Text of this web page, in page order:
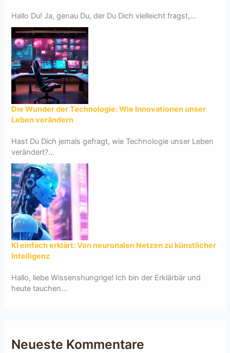
Hallo Du! Ja, genau Du, der Du Dich vielleicht fragst,...
Die Wunder der Technologie: Wie Innovationen unser
Leben verändern
Hast Du Dich jemals gefragt, wie Technologie unser Leben
verändert?...
KI einfach erklärt: Von neuronalen Netzen zu künstlicher
Intelligenz
Hallo, liebe Wissenshungrige! Ich bin der Erklärbär und
heute tauchen...
Neueste Kommentare